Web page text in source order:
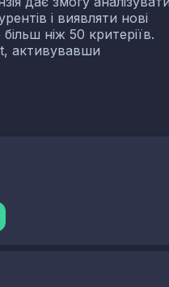
і виявляти нові
ніж 50 критеріїв.
активувавши